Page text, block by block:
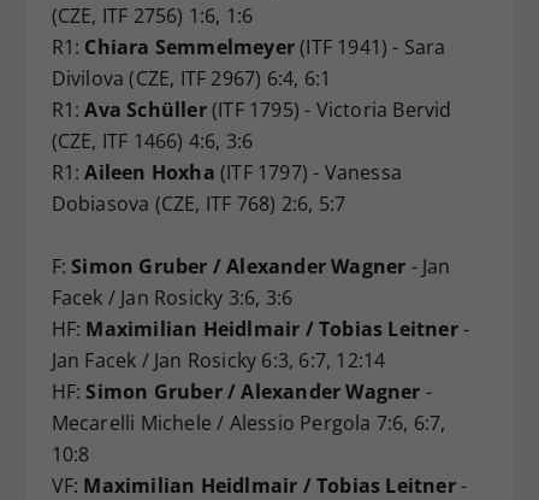
(CZE, ITF 2756) 1:6, 1:6
R1: Chiara Semmelmeyer(ITF 1941) - Sara
Divilova (CZE, ITF 2967) 6:4, 6:1
R1:Ava Schüller(ITF 1795) - Victoria Bervid
(CZE, ITF 1466) 4:6, 3:6
R1:Aileen Hoxha (ITF 1797) - Vanessa
Dobiasova (CZE, ITF 768) 2:6, 5:7
F:Simon Gruber / Alexander Wagner - Jan
Facek / Jan Rosicky 3:6, 3:6
HF: Maximilian Heidlmair / Tobias Leitner-
Jan Facek / Jan Rosicky 6:3, 6:7, 12:14
HF:Simon Gruber / Alexander Wagner -
Mecarelli Michele / Alessio Pergola 7:6, 6:7,
10:8
VF: Maximilian Heidlmair / Tobias Leitner-